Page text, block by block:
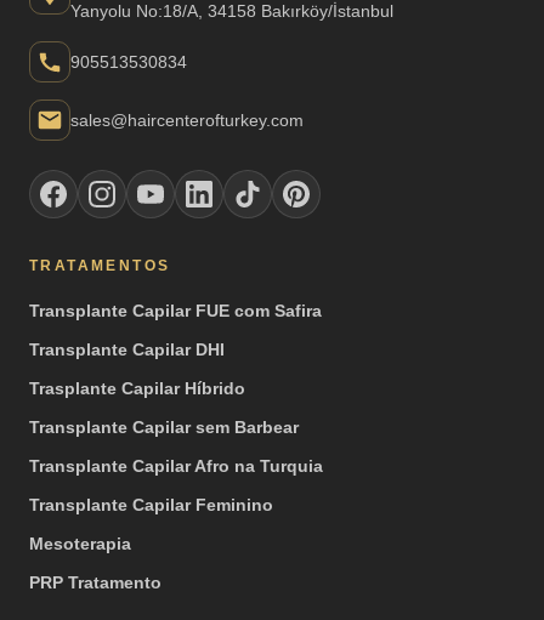
Yanyolu No:18/A, 34158 Bakırköy/İstanbul
905513530834
sales@haircenterofturkey.com
TRATAMENTOS
Transplante Capilar FUE com Safira
Transplante Capilar DHI
Trasplante Capilar Híbrido
Transplante Capilar sem Barbear
Transplante Capilar Afro na Turquia
Transplante Capilar Feminino
Mesoterapia
PRP Tratamento